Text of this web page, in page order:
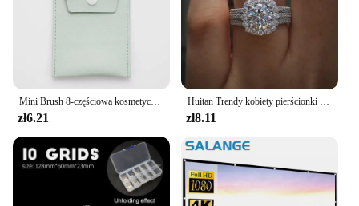
Mini Brush 8-częściowa kosmetyczka Przenośny zestaw pędzli do pudru do korektora Narzędzie do makijażu z miękkim futrem
zł6.21
Huitan Trendy kobiety pierścionki z Brilliant cyrkonia luksusowe obrączki moda Wedding Party biżuteria Drop Shipping
zł8.11